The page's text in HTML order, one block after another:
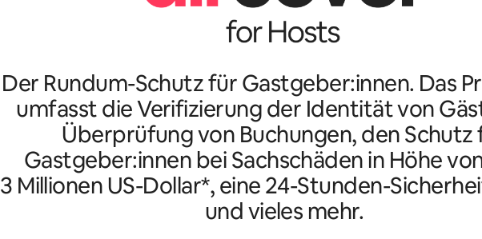
Der Rundum-Schutz für Gastgeber:innen. Das
umfasst die Verifizierung der Identität von
Überprüfung von Buchungen, den Schutz
Gastgeber:innen bei Sachschäden in Höhe
3 Millionen US-Dollar*, eine 24-Stunden-
und vieles mehr.